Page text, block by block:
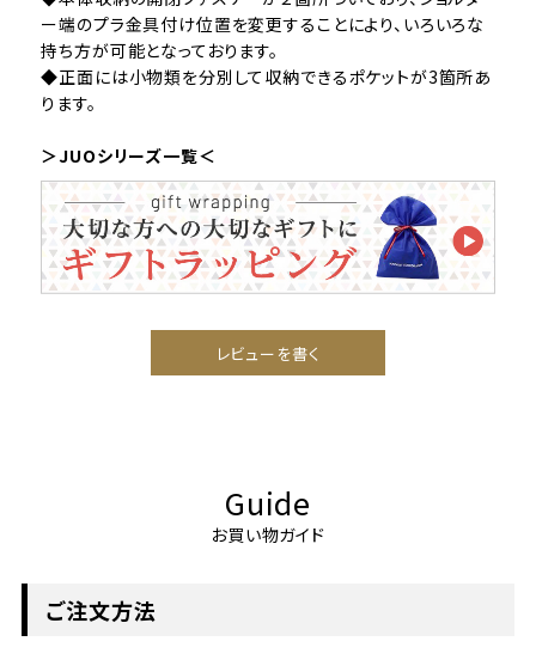
ー端のプラ金具付け位置を変更することにより、いろいろな
持ち方が可能となっております。
◆正面には小物類を分別して収納できるポケットが3箇所あ
ります。
＞JUOシリーズ一覧＜
レビューを書く
Guide
お買い物ガイド
ご注文方法